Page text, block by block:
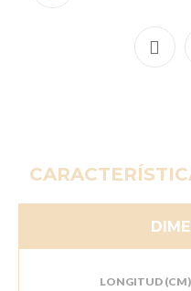
LONGITUD (CM)